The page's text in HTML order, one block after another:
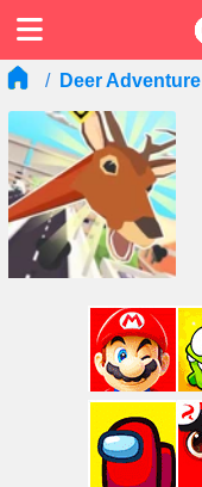
Deer Adventure